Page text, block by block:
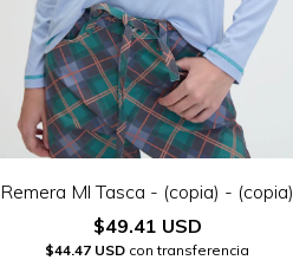
Remera Ml Tasca - (copia) - (copia)
$49.41 USD
$44.47 USD con transferencia